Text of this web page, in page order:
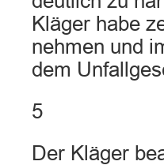
Kläger habe
nehmen und
dem
5
Der Kläger